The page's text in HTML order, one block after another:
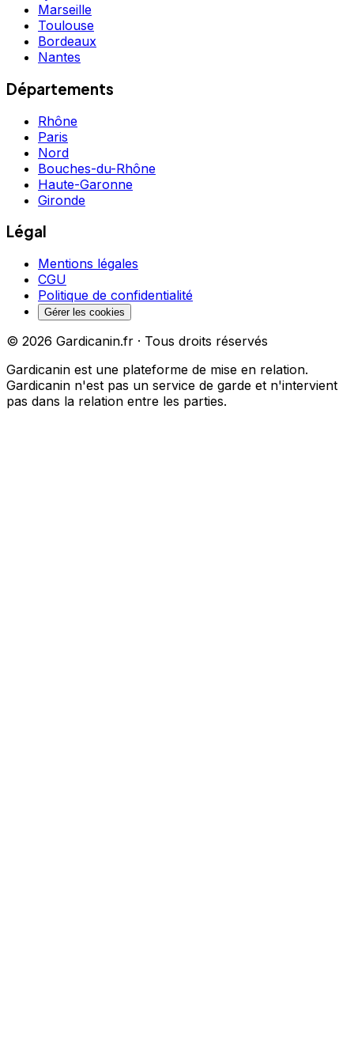
Marseille
Toulouse
Bordeaux
Nantes
Départements
Rhône
Paris
Nord
Bouches-du-Rhône
Haute-Garonne
Gironde
Légal
Mentions légales
CGU
Politique de confidentialité
Gérer les cookies
© 2026 Gardicanin.fr · Tous droits réservés
Gardicanin est une plateforme de mise en relation.
Gardicanin n'est pas un service de garde et n'intervient
pas dans la relation entre les parties.